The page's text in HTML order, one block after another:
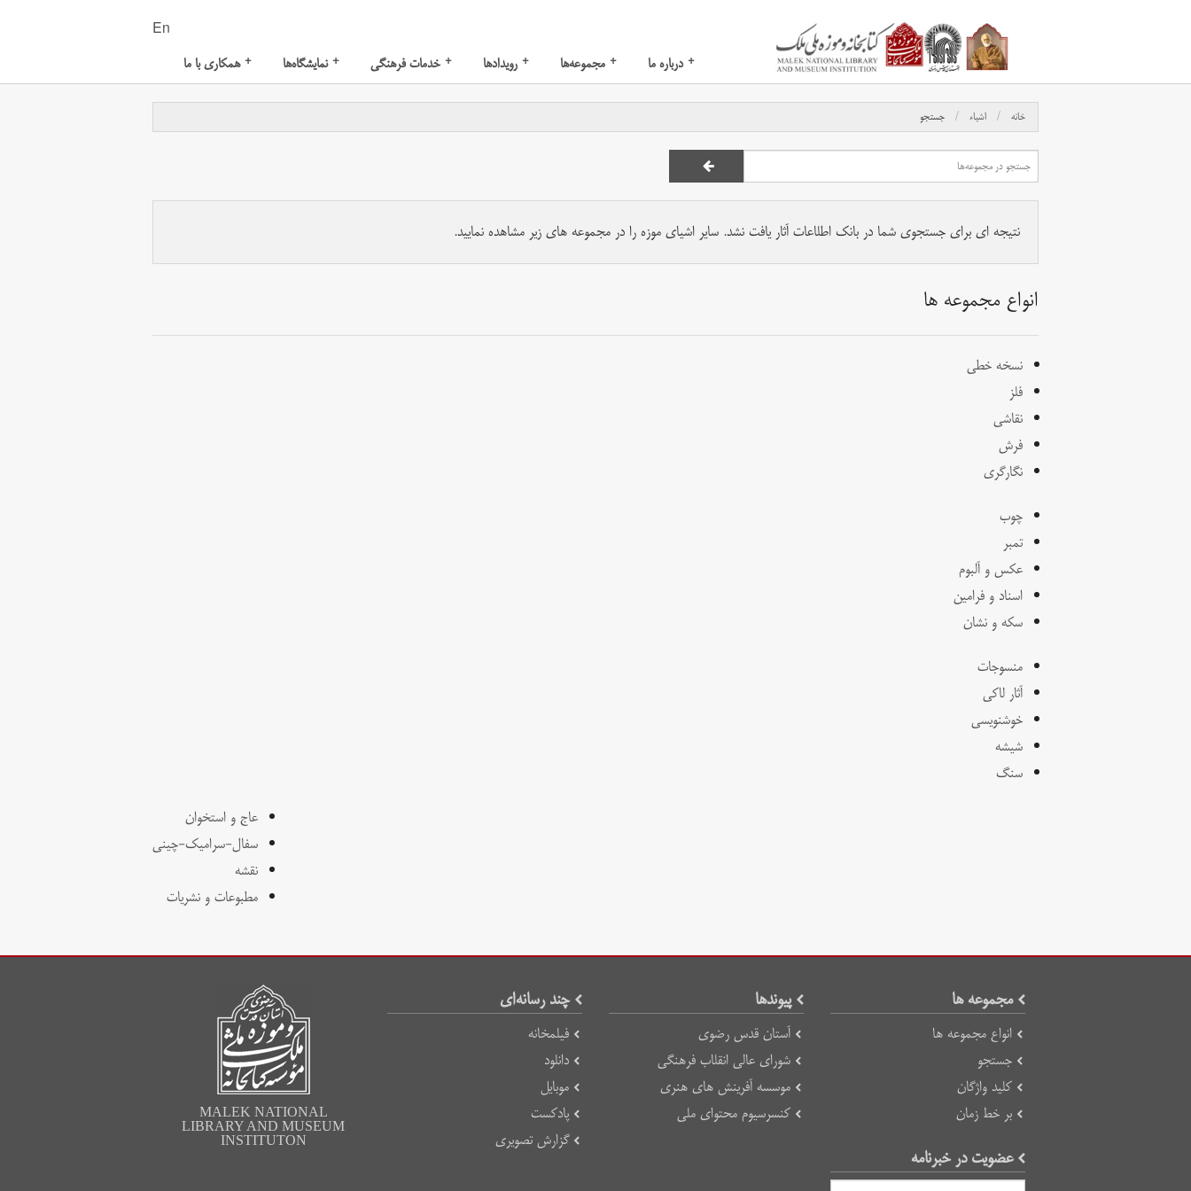
En
همکاری با ما + نمایشگاه‌ها + خدمات فرهنگی + رویدادها + مجموعه‌ها + درباره ما +
خانه اشیاء جستجو
نتیجه ای برای جستجوی شما در بانک اطلاعات آثار یافت نشد. سایر اشیای موزه را در مجموعه های زیر مشاهده نمایید.
انواع مجموعه ها
نسخه خطی
فلز
نقاشی
فرش
نگارگری
چوب
تمبر
عکس و آلبوم
اسناد و فرامین
سکه و نشان
منسوجات
آثار لاکی
خوشنویسی
شیشه
سنگ
عاج و استخوان
سفال-سرامیک-چینی
نقشه
مطبوعات و نشریات
مجموعه ها
انواع مجموعه ها
جستجو
کلید واژگان
بر خط زمان
عضویت در خبرنامه
پیوند‌ها
آستان قدس رضوی
شورای عالی انقلاب فرهنگی
موسسه آفرینش های هنری
کنسرسیوم محتوای ملی
چند رسانه‌ای
فیلمخانه
دانلود
موبایل
پادکست
گزارش تصویری
MALEK NATIONAL
LIBRARY AND MUSEUM
INSTITUTON